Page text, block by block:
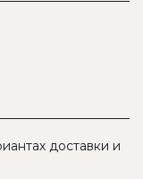
доставки и